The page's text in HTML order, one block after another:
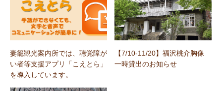
妻籠観光案内所では、聴覚障が
い者等支援アプリ「こえとら」
を導入しています。
【7/10-11/20】福沢桃介胸像
一時貸出のお知らせ